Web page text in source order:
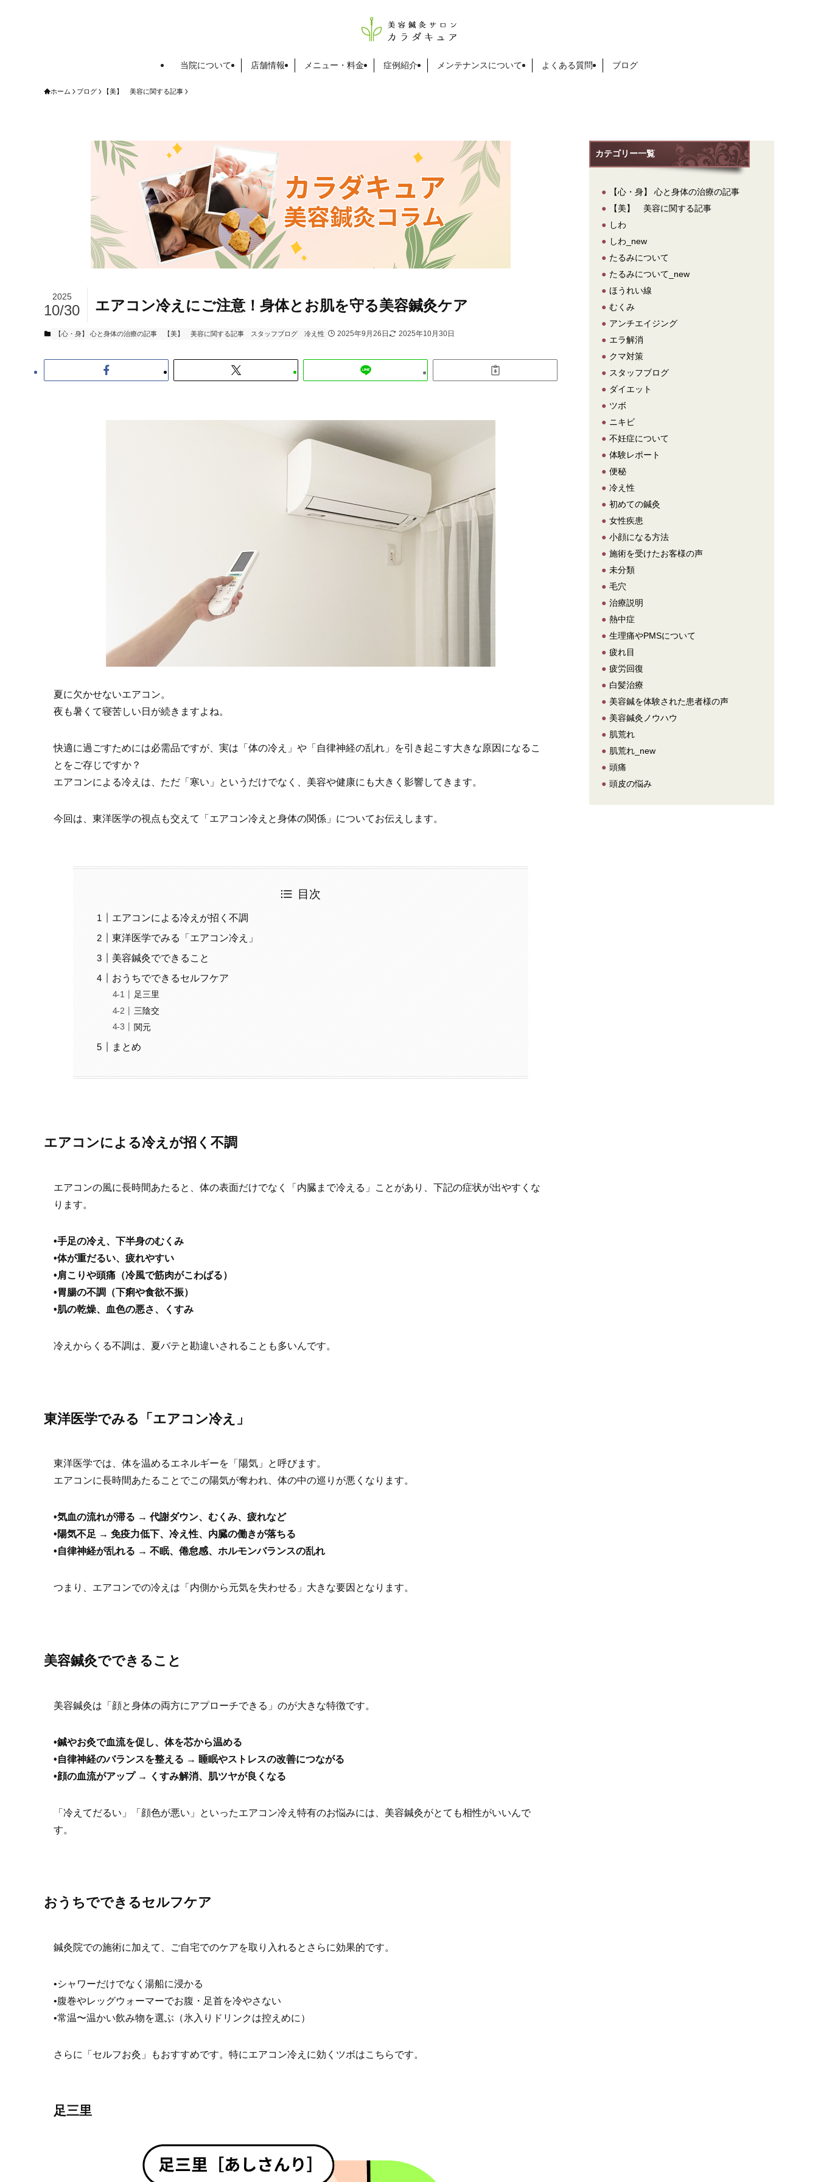
当院について 店舗情報 メニュー・料金 症例紹介 メンテナンスについて よくある質問 ブログ
ホーム ブログ 【美】 美容に関する記事
エアコン冷えにご注意！身体とお肌を守る美容鍼灸ケア
2025
10/30
【心・身】 心と身体の治療の記事 【美】 美容に関する記事 スタッフブログ 冷え性 2025年9月26日 2025年10月30日
夏に欠かせないエアコン。
夜も暑くて寝苦しい日が続きますよね。
快適に過ごすためには必需品ですが、実は「体の冷え」や「自律神経の乱れ」を引き起こす大きな原因になるこ
とをご存じですか？
エアコンによる冷えは、ただ「寒い」というだけでなく、美容や健康にも大きく影響してきます。
今回は、東洋医学の視点も交えて「エアコン冷えと身体の関係」についてお伝えします。
目次
エアコンによる冷えが招く不調
東洋医学でみる「エアコン冷え」
美容鍼灸でできること
おうちでできるセルフケア
足三里
三陰交
関元
まとめ
エアコンによる冷えが招く不調
エアコンの風に長時間あたると、体の表面だけでなく「内臓まで冷える」ことがあり、下記の症状が出やすくな
ります。
•手足の冷え、下半身のむくみ
•体が重だるい、疲れやすい
•肩こりや頭痛（冷風で筋肉がこわばる）
•胃腸の不調（下痢や食欲不振）
•肌の乾燥、血色の悪さ、くすみ
冷えからくる不調は、夏バテと勘違いされることも多いんです。
東洋医学でみる「エアコン冷え」
東洋医学では、体を温めるエネルギーを「陽気」と呼びます。
エアコンに長時間あたることでこの陽気が奪われ、体の中の巡りが悪くなります。
•気血の流れが滞る → 代謝ダウン、むくみ、疲れなど
•陽気不足 → 免疫力低下、冷え性、内臓の働きが落ちる
•自律神経が乱れる → 不眠、倦怠感、ホルモンバランスの乱れ
つまり、エアコンでの冷えは「内側から元気を失わせる」大きな要因となります。
美容鍼灸でできること
美容鍼灸は「顔と身体の両方にアプローチできる」のが大きな特徴です。
•鍼やお灸で血流を促し、体を芯から温める
•自律神経のバランスを整える → 睡眠やストレスの改善につながる
•顔の血流がアップ → くすみ解消、肌ツヤが良くなる
「冷えてだるい」「顔色が悪い」といったエアコン冷え特有のお悩みには、美容鍼灸がとても相性がいいんで
す。
おうちでできるセルフケア
鍼灸院での施術に加えて、ご自宅でのケアを取り入れるとさらに効果的です。
•シャワーだけでなく湯船に浸かる
•腹巻やレッグウォーマーでお腹・足首を冷やさない
•常温〜温かい飲み物を選ぶ（氷入りドリンクは控えめに）
さらに「セルフお灸」もおすすめです。特にエアコン冷えに効くツボはこちらです。
足三里
カテゴリー一覧
●
【心・身】 心と身体の治療の記事
●
【美】 美容に関する記事
● しわ
● しわ_new
● たるみについて
● たるみについて_new
● ほうれい線
● むくみ
● アンチエイジング
● エラ解消
● クマ対策
● スタッフブログ
● ダイエット
● ツボ
● ニキビ
● 不妊症について
● 体験レポート
● 便秘
● 冷え性
● 初めての鍼灸
● 女性疾患
● 小顔になる方法
● 施術を受けたお客様の声
● 未分類
● 毛穴
● 治療説明
● 熱中症
● 生理痛やPMSについて
● 疲れ目
● 疲労回復
● 白髪治療
● 美容鍼を体験された患者様の声
● 美容鍼灸ノウハウ
● 肌荒れ
● 肌荒れ_new
● 頭痛
● 頭皮の悩み